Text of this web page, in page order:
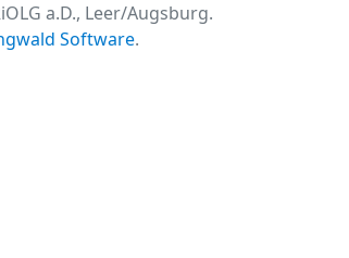
a.D., Leer/Augsburg.
Software.